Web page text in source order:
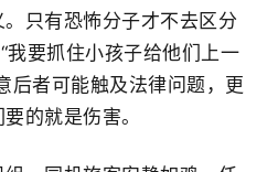
只有恐怖分子才不去区分
我要抓住小孩子给他们上一
后者可能触及法律问题，更
的就是伤害。